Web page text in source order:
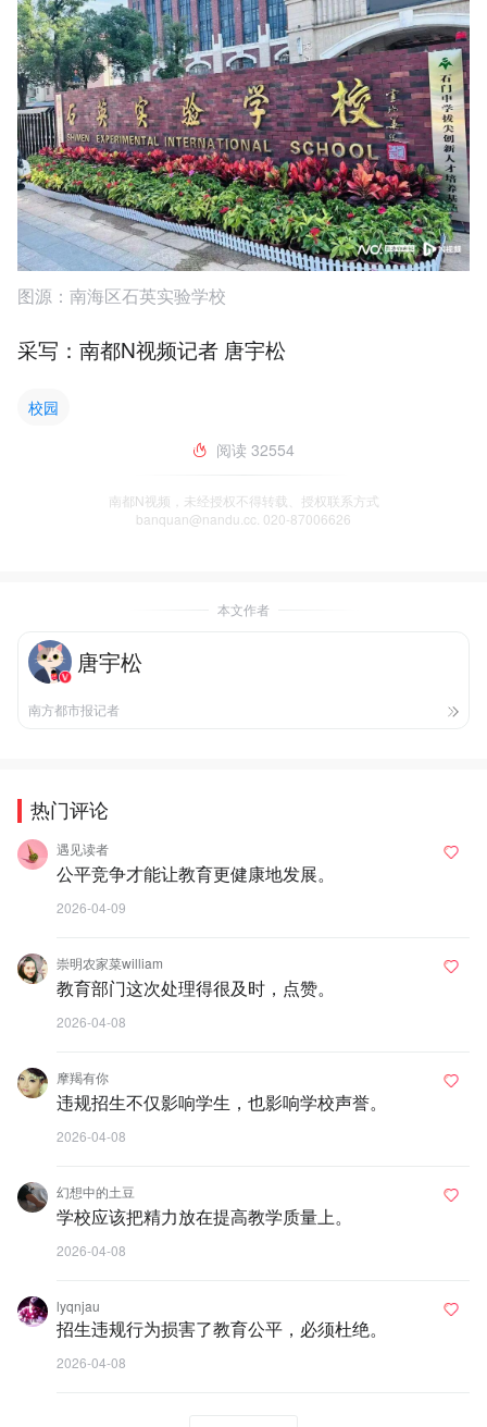
图源：南海区石英实验学校
采写：南都N视频记者 唐宇松
校园
阅读 32554
南都N视频，未经授权不得转载、授权联系方式
banquan@nandu.cc. 020-87006626
本文作者
唐宇松
南方都市报记者
热门评论
遇见读者
公平竞争才能让教育更健康地发展。
2026-04-09
崇明农家菜william
教育部门这次处理得很及时，点赞。
2026-04-08
摩羯有你
违规招生不仅影响学生，也影响学校声誉。
2026-04-08
幻想中的土豆
学校应该把精力放在提高教学质量上。
2026-04-08
lyqnjau
招生违规行为损害了教育公平，必须杜绝。
2026-04-08